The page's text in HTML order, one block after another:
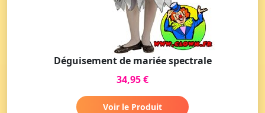
Déguisement de mariée spectrale
34,95 €
Voir le Produit